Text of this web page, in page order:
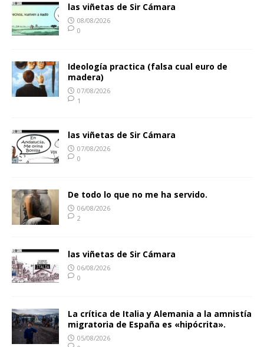
las viñetas de Sir Cámara
08/08/2026
0
Ideología practica (falsa cual euro de
madera)
07/08/2026
1
las viñetas de Sir Cámara
07/08/2026
0
De todo lo que no me ha servido.
06/08/2026
2
las viñetas de Sir Cámara
06/08/2026
0
La crítica de Italia y Alemania a la amnistía
migratoria de España es «hipócrita».
05/08/2026